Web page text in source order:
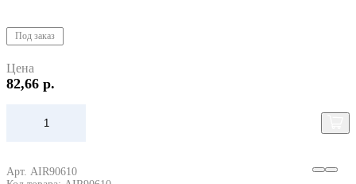
Под заказ
Цена
82,66 р.
Арт. AIR90610